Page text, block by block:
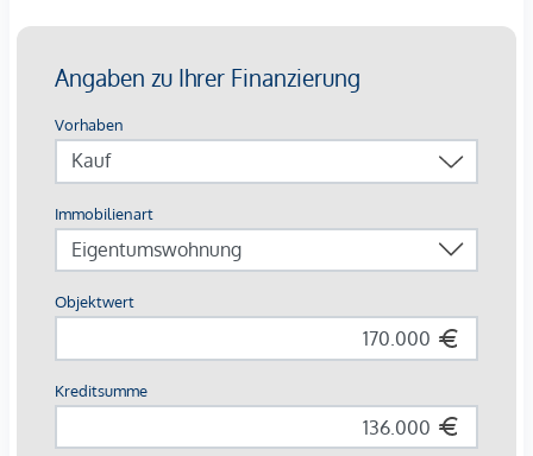
Gelegenheit, Ausstattung und Oberflächen nach eigenen
Einbauküche ist funktional geplant und verfügt über
ausreichend Stauraum; ein Essplatz ist bereits im
Wohnzimmer integriert. Das Badezimmer ist mit Dusche,
Handtuchtrockner sowie einem Waschmaschinenanschluss
ausgestattet. Zwei weitere Zimmer eignen sich flexibel als
Schlaf-, Kinder-, Gäste- oder Arbeitszimmer und machen die
Wohnung sowohl für Paare als auch für kleine Familien bzw.
für eine Nutzung mit Homeoffice attraktiv.
Für die Sommermonate steht ein liebevoller, kleiner Balkon
zugeordnet. Parkplätze befinden sich direkt angrenzend bei
der Liegenschaft. Der solide Bauzustand und die gepflegte